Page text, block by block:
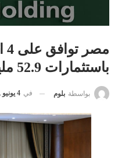
باستثمارات 52.9 مليون دولار
بواسطة بلوم في 4 يونيو , 2026 - 2:00 م